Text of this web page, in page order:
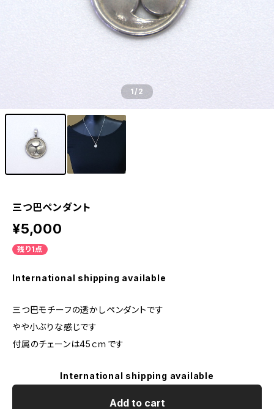
1/2
三つ巴ペンダント
¥5,000
残り1点
International shipping available
三つ巴モチーフの透かしペンダントです
やや小ぶりな感じです
付属のチェーンは45ｃｍです
International shipping available
Add to cart